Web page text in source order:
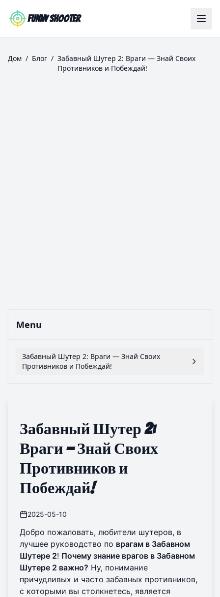
Funny Shooter
Дом / Блог / Забавный Шутер 2: Враги — Знай Своих
Противников и Побеждай!
Menu
Забавный Шутер 2: Враги — Знай Своих
Противников и Побеждай!
Забавный Шутер 2:
Враги — Знай Своих
Противников и
Побеждай!
2025-05-10
Добро пожаловать, любители шутеров, в
лучшее руководство по врагам в Забавном
Шутере 2! Почему знание врагов в Забавном
Шутере 2 важно? Ну, понимание
причудливых и часто забавных противников,
с которыми вы столкнетесь, является